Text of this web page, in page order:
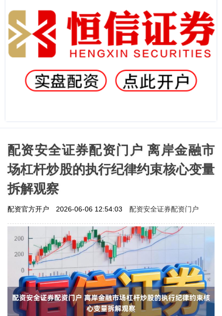
配资安全证券配资门户 离岸金融市
场杠杆炒股的执行纪律约束核心变量
拆解观察
配资官方开户 2026-06-06 12:54:03 配资安全证券配资门户